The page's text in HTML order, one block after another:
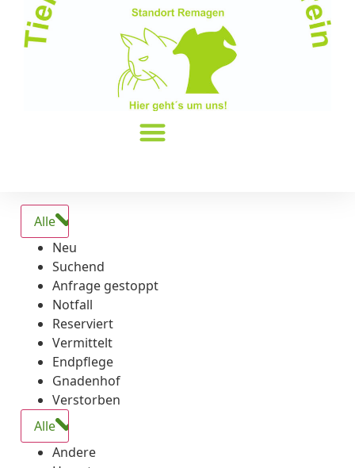
Alle
Neu
Suchend
Anfrage gestoppt
Notfall
Reserviert
Vermittelt
Endpflege
Gnadenhof
Verstorben
Alle
Andere